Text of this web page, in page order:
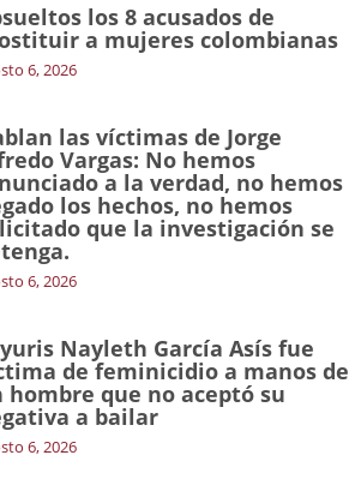
los 8 acusados de
a mujeres colombianas
6, 2026
las víctimas de Jorge
Vargas: No hemos
a la verdad, no hemos
los hechos, no hemos
que la investigación se
6, 2026
Nayleth García Asís fue
de feminicidio a manos de
hombre que no aceptó su
a bailar
6, 2026